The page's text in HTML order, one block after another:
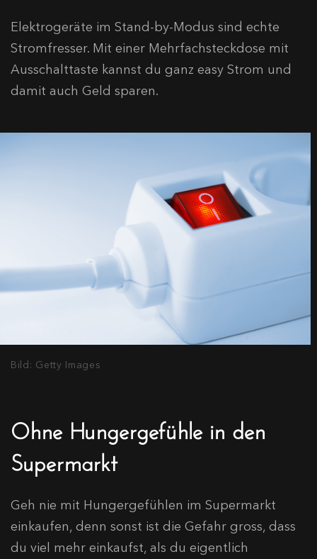
Elektrogeräte im Stand-by-Modus sind echte
Stromfresser. Mit einer Mehrfachsteckdose mit
Ausschalttaste kannst du ganz easy Strom und
damit auch Geld sparen.
Bild: Getty Images
Ohne Hungergefühle in den
Supermarkt
Geh nie mit Hungergefühlen im Supermarkt
einkaufen, denn sonst ist die Gefahr gross, dass
du viel mehr einkaufst, als du eigentlich